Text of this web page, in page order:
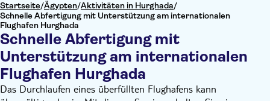
Startseite/Ägypten/Aktivitäten in Hurghada/
Schnelle Abfertigung mit Unterstützung am internationalen
Flughafen Hurghada
Schnelle Abfertigung mit
Unterstützung am internationalen
Flughafen Hurghada
Das Durchlaufen eines überfüllten Flughafens kann